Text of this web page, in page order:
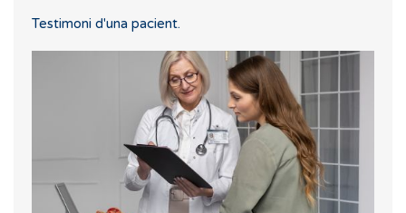
Testimoni d'una pacient.